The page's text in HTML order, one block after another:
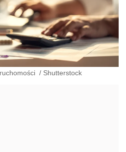
/ Shutterstock